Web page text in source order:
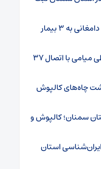
اهدای اعضای کودک ۶ ساله دامغانی به ۳ بیمار
توسعه زیرساخت‌های ارتباطی میامی با اتصال ۳۷
چاه‌های کالپوش
سمنان؛ کالپوش و
استان